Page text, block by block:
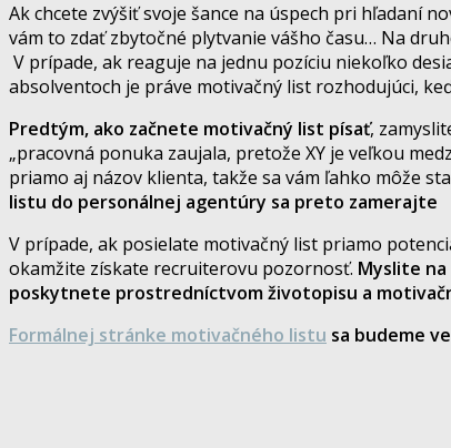
Ak chcete zvýšiť svoje šance na úspech pri hľadaní
vám to zdať zbytočné plytvanie vášho času… Na
V prípade, ak reaguje na jednu pozíciu niekoľko
absolventoch je práve motivačný list rozhodujúci,
Predtým, ako začnete motivačný list písať,
„pracovná ponuka zaujala, pretože XY je veľkou
priamo aj názov klienta, takže sa vám ľahko môže
listu do personálnej agentúry sa preto
V prípade, ak posielate motivačný list priamo
okamžite získate recruiterovu pozornosť. Myslite
poskytnete prostredníctvom životopisu a
Formálnej stránke motivačného listu sa budeme